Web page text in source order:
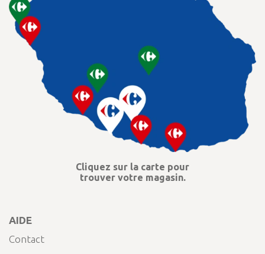
AIDE
Contact
Cliquez sur la carte pour
trouver votre magasin.